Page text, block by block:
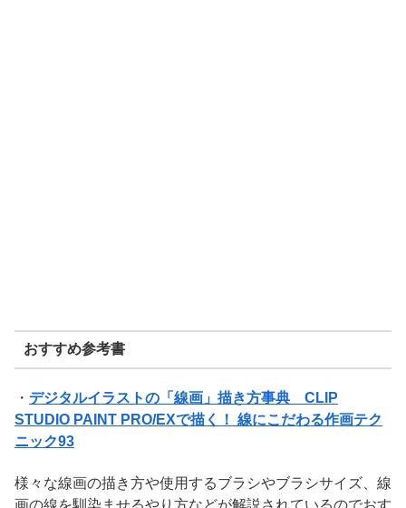
おすすめ参考書
・ デジタルイラストの「線画」描き方事典 CLIP
STUDIO PAINT PRO/EXで描く！ 線にこだわる作画テク
ニック93
様々な線画の描き方や使用するブラシやブラシサイズ、線